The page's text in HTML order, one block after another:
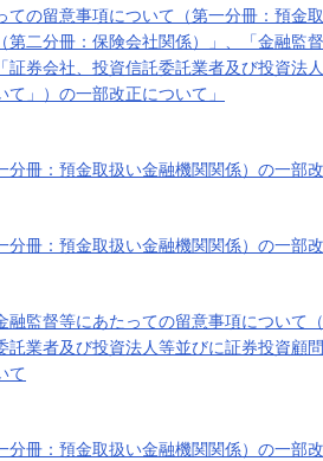
ての留意事項について（第一分冊：預金
第二分冊：保険会社関係）」、「金融監
証券会社、投資信託委託業者及び投資法
」）の一部改正について」
分冊：預金取扱い金融機関関係）の一部
分冊：預金取扱い金融機関関係）の一部
融監督等にあたっての留意事項について
託業者及び投資法人等並びに証券投資顧
て
分冊：預金取扱い金融機関関係）の一部